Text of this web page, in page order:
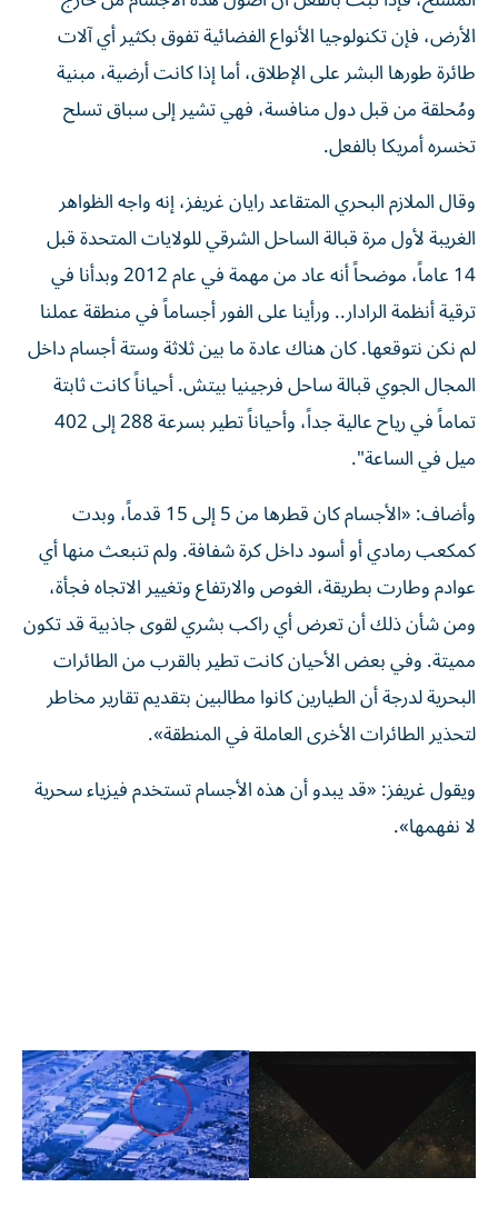
الأرض، فإن تكنولوجيا الأنواع الفضائية تفوق بكثير أي آلات
طائرة طورها البشر على الإطلاق، أما إذا كانت أرضية، مبنية
ومُحلقة من قبل دول منافسة، فهي تشير إلى سباق تسلح
تخسره أمريكا بالفعل.
وقال الملازم البحري المتقاعد رايان غريفز، إنه واجه الظواهر
الغريبة لأول مرة قبالة الساحل الشرقي للولايات المتحدة قبل
14 عاماً، موضحاً أنه عاد من مهمة في عام 2012 وبدأنا في
ترقية أنظمة الرادار.. ورأينا على الفور أجساماً في منطقة عملنا
لم نكن نتوقعها. كان هناك عادة ما بين ثلاثة وستة أجسام داخل
المجال الجوي قبالة ساحل فرجينيا بيتش. أحياناً كانت ثابتة
تماماً في رياح عالية جداً، وأحياناً تطير بسرعة 288 إلى 402
ميل في الساعة".
وأضاف: «الأجسام كان قطرها من 5 إلى 15 قدماً، وبدت
كمكعب رمادي أو أسود داخل كرة شفافة. ولم تنبعث منها أي
عوادم وطارت بطريقة، الغوص والارتفاع وتغيير الاتجاه فجأة،
ومن شأن ذلك أن تعرض أي راكب بشري لقوى جاذبية قد تكون
مميتة. وفي بعض الأحيان كانت تطير بالقرب من الطائرات
البحرية لدرجة أن الطيارين كانوا مطالبين بتقديم تقارير مخاطر
لتحذير الطائرات الأخرى العاملة في المنطقة».
ويقول غريفز: «قد يبدو أن هذه الأجسام تستخدم فيزياء سحرية
لا نفهمها».